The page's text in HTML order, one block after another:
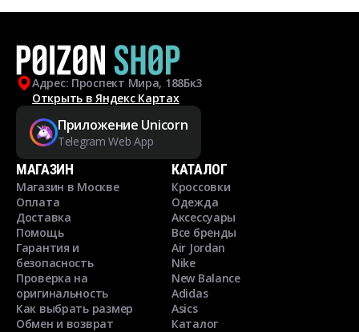
Адрес: Проспект Мира, 188Бк3
Открыть в Яндекс Картах
Приложение Unicorn
Telegram Web App
МАГАЗИН
Магазин в Москве
Оплата
Доставка
Помощь
Гарантия и
безопасность
Проверка на
оригинальность
Как выбрать размер
Обмен и возврат
КАТАЛОГ
Кроссовки
Одежда
Аксессуары
Все бренды
Air Jordan
Nike
New Balance
Adidas
Asics
Каталог